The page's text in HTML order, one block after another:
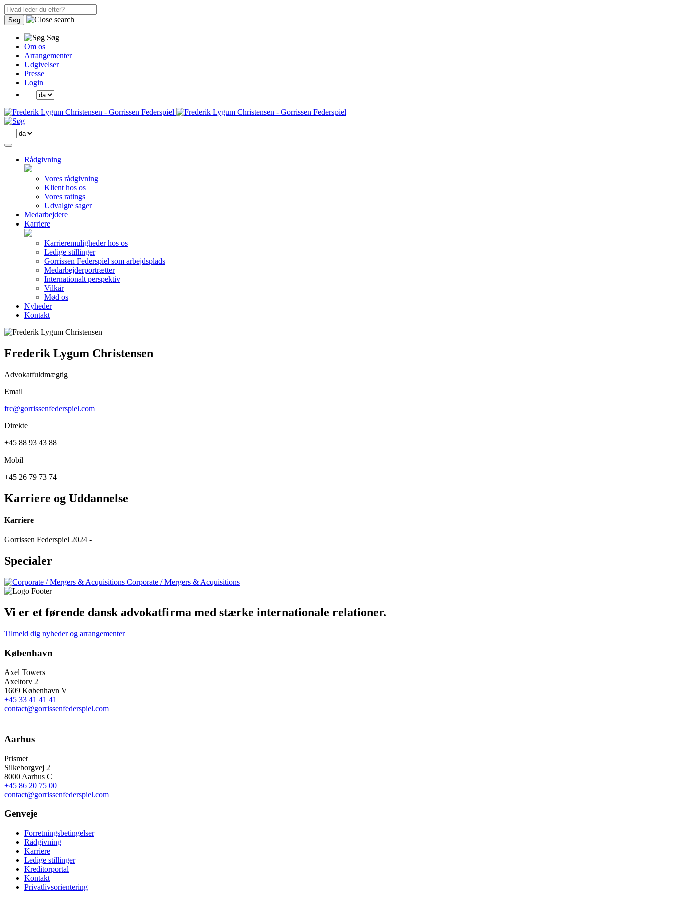
Søg
Søg
Om os
Arrangementer
Udgivelser
Presse
Login
Rådgivning
Vores rådgivning
Klient hos os
Vores ratings
Udvalgte sager
Medarbejdere
Karriere
Karrieremuligheder hos os
Ledige stillinger
Gorrissen Federspiel som arbejdsplads
Medarbejderportrætter
Internationalt perspektiv
Vilkår
Mød os
Nyheder
Kontakt
Frederik Lygum Christensen
Advokatfuldmægtig
Email
frc@gorrissenfederspiel.com
Direkte
+45 88 93 43 88
Mobil
+45 26 79 73 74
Karriere og Uddannelse
Karriere
Gorrissen Federspiel 2024 -
Specialer
Corporate / Mergers & Acquisitions
Vi er et førende dansk advokatfirma med stærke internationale relationer.
Tilmeld dig nyheder og arrangementer
København
Axel Towers
Axeltorv 2
1609 København V
+45 33 41 41 41
contact@gorrissenfederspiel.com
Aarhus
Prismet
Silkeborgvej 2
8000 Aarhus C
+45 86 20 75 00
contact@gorrissenfederspiel.com
Genveje
Forretningsbetingelser
Rådgivning
Karriere
Ledige stillinger
Kreditorportal
Kontakt
Privatlivsorientering